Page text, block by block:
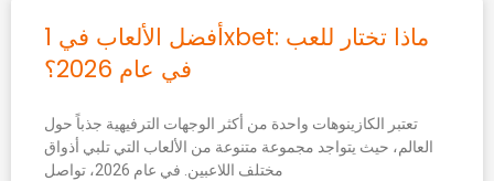
أفضل الألعاب في 1xbet: ماذا تختار للعب
في عام 2026؟
تعتبر الكازينوهات واحدة من أكثر الوجهات الترفيهية جذباً حول
العالم، حيث يتواجد مجموعة متنوعة من الألعاب التي تلبي أذواق
مختلف اللاعبين. في عام 2026، تواصل